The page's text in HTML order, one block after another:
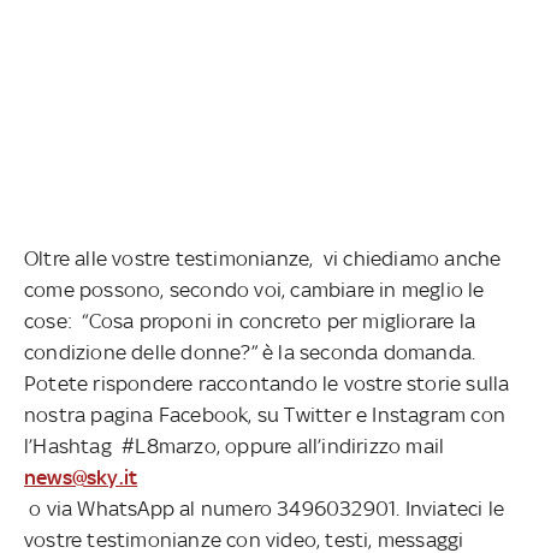
Oltre alle vostre testimonianze, vi chiediamo anche
come possono, secondo voi, cambiare in meglio le
cose: “Cosa proponi in concreto per migliorare la
condizione delle donne?” è la seconda domanda.
Potete rispondere raccontando le vostre storie sulla
nostra pagina Facebook, su Twitter e Instagram con
l’Hashtag #L8marzo, oppure all’indirizzo mail
news@sky.it
o via WhatsApp al numero 3496032901. Inviateci le
vostre testimonianze con video, testi, messaggi